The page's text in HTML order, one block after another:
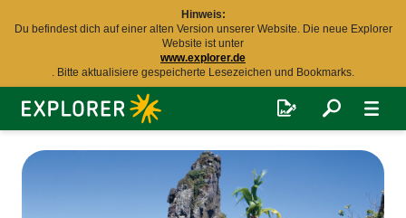
Hinweis:
Du befindest dich auf einer alten Version unserer Website. Die neue Explorer
Website ist unter
www.explorer.de
. Bitte aktualisiere gespeicherte Lesezeichen und Bookmarks.
Explorer
Fernreisen